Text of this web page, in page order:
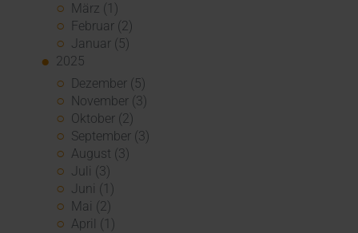
März (1)
Februar (2)
Januar (5)
2025
Dezember (5)
November (3)
Oktober (2)
September (3)
August (3)
Juli (3)
Juni (1)
Mai (2)
April (1)